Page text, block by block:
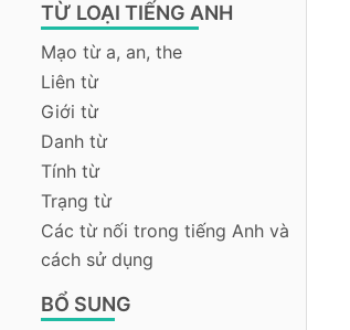
TỪ LOẠI TIẾNG ANH
Mạo từ a, an, the
Liên từ
Giới từ
Danh từ
Tính từ
Trạng từ
Các từ nối trong tiếng Anh và
cách sử dụng
BỔ SUNG